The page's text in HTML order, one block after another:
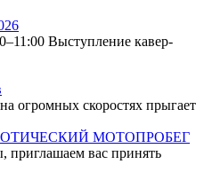
Выступление кавер-
огромных скоростях прыгает
МОТОПРОБЕГ
приглашаем вас принять